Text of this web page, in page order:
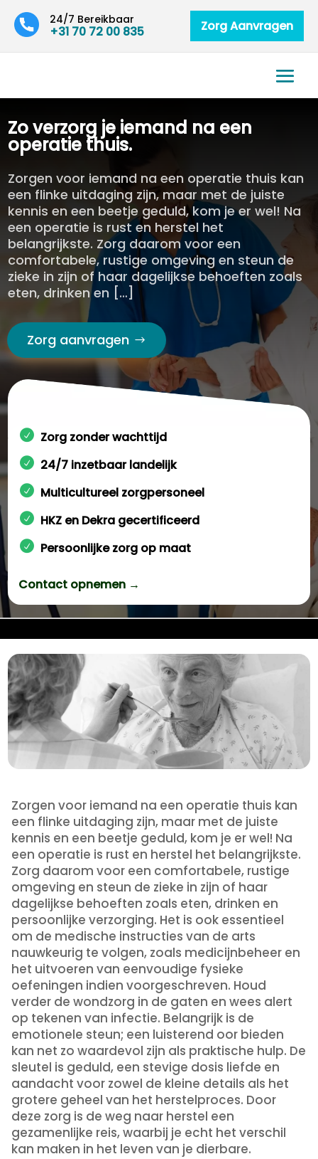
24/7 Bereikbaar
+31 70 72 00 835 Zorg Aanvragen
Zo verzorg je iemand na een
operatie thuis.​
Zorgen voor iemand na een operatie thuis kan
een flinke uitdaging zijn, maar met de juiste
kennis en een beetje geduld, kom je er wel! Na
een operatie is rust en herstel het
belangrijkste. Zorg daarom voor een
comfortabele, rustige omgeving en steun de
zieke in zijn of haar dagelijkse behoeften zoals
eten, drinken en […]
Zorg aanvragen
Zorg zonder wachttijd
24/7 inzetbaar landelijk
Multicultureel zorgpersoneel
HKZ en Dekra gecertificeerd
Persoonlijke zorg op maat
Contact opnemen →
Zorgen voor iemand na een operatie thuis kan
een flinke uitdaging zijn, maar met de juiste
kennis en een beetje geduld, kom je er wel! Na
een operatie is rust en herstel het belangrijkste.
Zorg daarom voor een comfortabele, rustige
omgeving en steun de zieke in zijn of haar
dagelijkse behoeften zoals eten, drinken en
persoonlijke verzorging. Het is ook essentieel
om de medische instructies van de arts
nauwkeurig te volgen, zoals medicijnbeheer en
het uitvoeren van eenvoudige fysieke
oefeningen indien voorgeschreven. Houd
verder de wondzorg in de gaten en wees alert
op tekenen van infectie. Belangrijk is de
emotionele steun; een luisterend oor bieden
kan net zo waardevol zijn als praktische hulp. De
sleutel is geduld, een stevige dosis liefde en
aandacht voor zowel de kleine details als het
grotere geheel van het herstelproces. Door
deze zorg is de weg naar herstel een
gezamenlijke reis, waarbij je echt het verschil
kan maken in het leven van je dierbare.